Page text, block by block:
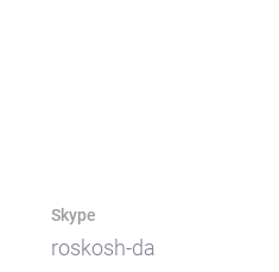
Skype
roskosh-da